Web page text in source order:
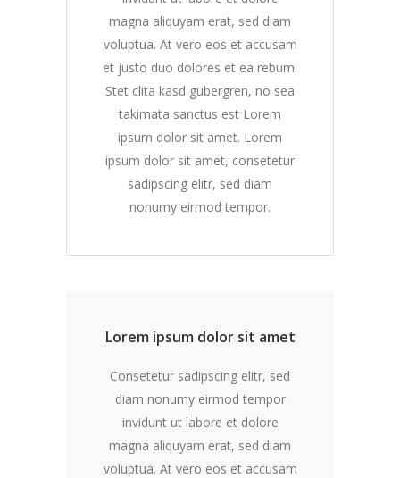
magna aliquyam erat, sed diam
voluptua. At vero eos et accusam
et justo duo dolores et ea rebum.
Stet clita kasd gubergren, no sea
takimata sanctus est Lorem
ipsum dolor sit amet. Lorem
ipsum dolor sit amet, consetetur
sadipscing elitr, sed diam
nonumy eirmod tempor.
Lorem ipsum dolor sit amet
Consetetur sadipscing elitr, sed
diam nonumy eirmod tempor
invidunt ut labore et dolore
magna aliquyam erat, sed diam
voluptua. At vero eos et accusam